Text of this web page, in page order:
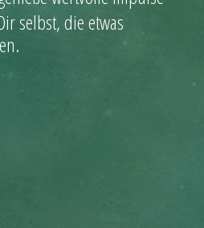
selbst, die etwas